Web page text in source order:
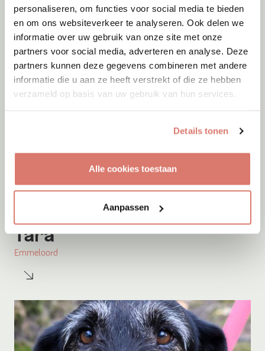
personaliseren, om functies voor social media te bieden
en om ons websiteverkeer te analyseren. Ook delen we
informatie over uw gebruik van onze site met onze
partners voor social media, adverteren en analyse. Deze
partners kunnen deze gegevens combineren met andere
informatie die u aan ze heeft verstrekt of die ze hebben
verzameld op basis van uw gebruik van hun services.
Details tonen
Alle cookies toestaan
Aanpassen
Tara
Emmeloord